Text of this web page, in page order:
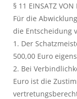
§ 11 EINSATZ VON
Für die
die Entscheidung
1. Der
500,00 Euro
2. Bei
Euro ist die